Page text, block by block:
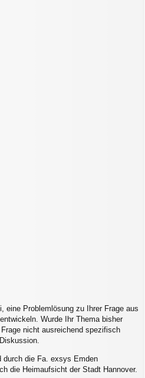
eine Problemlösung zu Ihrer Frage aus
Wurde Ihr Thema bisher
nicht ausreichend spezifisch
durch die Fa. exsys Emden
die Heimaufsicht der Stadt Hannover.